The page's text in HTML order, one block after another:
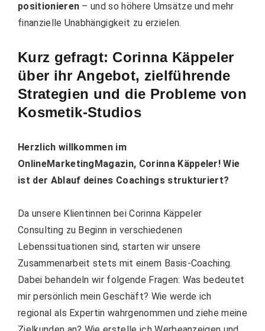
positionieren – und so höhere Umsätze und mehr
finanzielle Unabhängigkeit zu erzielen.
Kurz gefragt: Corinna Käppeler
über ihr Angebot, zielführende
Strategien und die Probleme von
Kosmetik-Studios
Herzlich willkommen im
OnlineMarketingMagazin, Corinna Käppeler! Wie
ist der Ablauf deines Coachings strukturiert?
Da unsere Klientinnen bei Corinna Käppeler
Consulting zu Beginn in verschiedenen
Lebenssituationen sind, starten wir unsere
Zusammenarbeit stets mit einem Basis-Coaching.
Dabei behandeln wir folgende Fragen: Was bedeutet
mir persönlich mein Geschäft? Wie werde ich
regional als Expertin wahrgenommen und ziehe meine